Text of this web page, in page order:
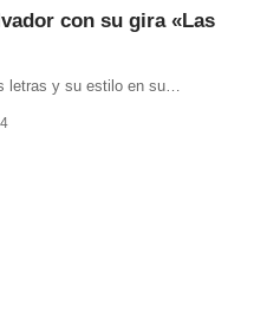
con su gira «Las
letras y su estilo en su…